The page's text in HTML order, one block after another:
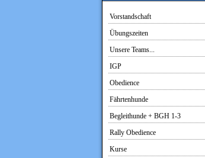
Vorstandschaft
Übungszeiten
Unsere Teams...
IGP
Obedience
Fährtenhunde
Begleithunde + BGH 1-3
Rally Obedience
Kurse